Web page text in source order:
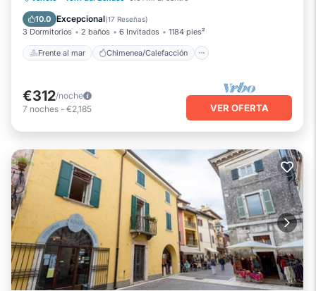
10.0 Excepcional(17 Reseñas)
3 Dormitorios 2 baños 6 Invitados 1184 pies²
Frente al mar Chimenea/Calefacción
Vista al mar
Balcón/Terraza
€312/noche
7 noches - €2,185 VER OFERTA